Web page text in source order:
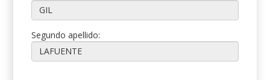
Segundo apellido: